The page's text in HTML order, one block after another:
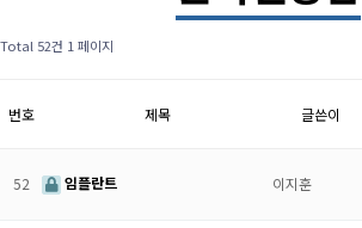
Total 52건 1 페이지
번호 제목 글쓴이
52 임플란트 이지훈